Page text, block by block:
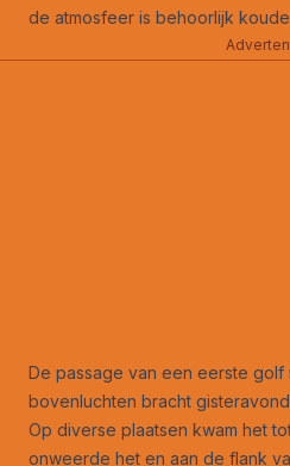
de atmosfeer is behoorlijk
De passage van een eerste
bovenluchten bracht
Op diverse plaatsen kwam het
onweerde het en aan de flank